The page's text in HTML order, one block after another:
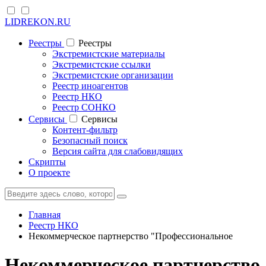
LIDREKON.RU
Реестры
Реестры
Экстремистские материалы
Экстремистские ссылки
Экстремистские организации
Реестр иноагентов
Реестр НКО
Реестр СОНКО
Cервисы
Cервисы
Контент-фильтр
Безопасный поиск
Версия сайта для слабовидящих
Скрипты
О проекте
Главная
Реестр НКО
Некоммерческое партнерство "Профессиональное